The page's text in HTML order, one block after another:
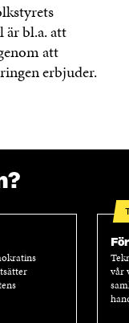
är bl.a. att
att
erbjuder.
vår